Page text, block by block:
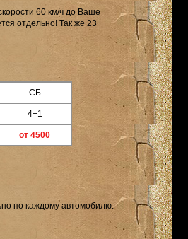
60 км/ч до Ваше
отдельно! Так же 23
СБ
4+1
от 4500
по каждому автомобилю.